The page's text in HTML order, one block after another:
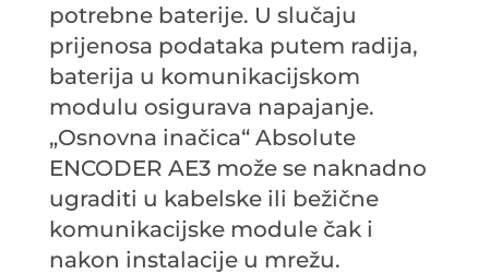
potrebne baterije. U slučaju
prijenosa podataka putem radija,
baterija u komunikacijskom
modulu osigurava napajanje.
„Osnovna inačica“ Absolute
ENCODER AE3 može se naknadno
ugraditi u kabelske ili bežične
komunikacijske module čak i
nakon instalacije u mrežu.